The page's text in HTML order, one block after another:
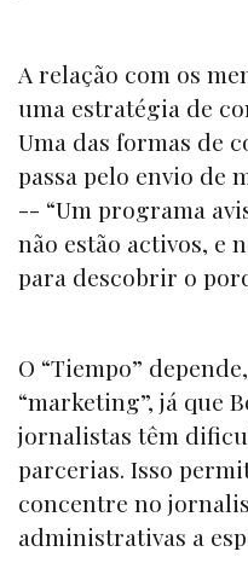
A relação com os
uma estratégia de
Uma das formas de
passa pelo envio de
-- “Um programa
não estão activos, e
para descobrir o
O “Tiempo”
“marketing”, já que
jornalistas têm
parcerias. Isso
concentre no
administrativas a